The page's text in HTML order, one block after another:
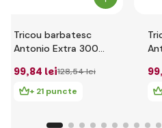
Tricou barbatesc
Antonio Extra 300
99,84 lei128,54 lei
+ 21 puncte
99